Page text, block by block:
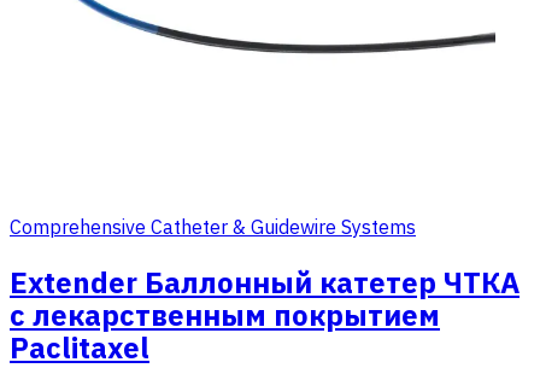
Comprehensive Catheter & Guidewire Systems
Extender Баллонный катетер ЧТКА
с лекарственным покрытием
Paclitaxel